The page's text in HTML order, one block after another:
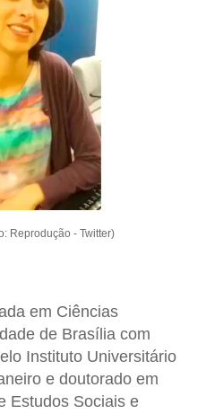
Reprodução - Twitter)
em Ciências
de Brasília com
Instituto Universitário
e doutorado em
Estudos Sociais e